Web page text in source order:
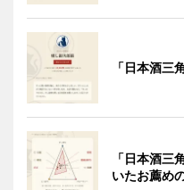
「日本酒三
「日本酒三
いたお薦め